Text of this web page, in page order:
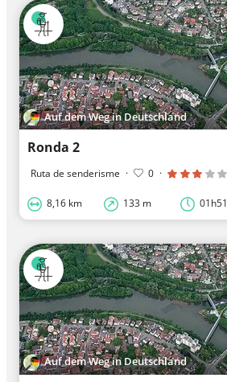
Auf dem Weg in Deutschland
Ronda 2
Ruta de senderisme · 0 ·
8,16 km 133 m 01h51
Auf dem Weg in Deutschland